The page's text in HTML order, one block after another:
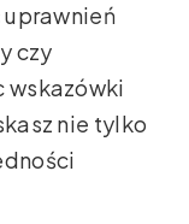
czy
wskazówki
nie tylko